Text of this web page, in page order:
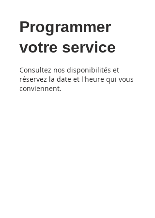
Programmer
votre service
Consultez nos disponibilités et
réservez la date et l'heure qui vous
conviennent.